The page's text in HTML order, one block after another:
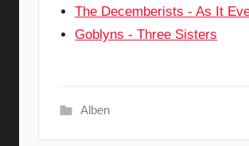
The Decemberists - As It
Goblyns - Three Sisters
Alben